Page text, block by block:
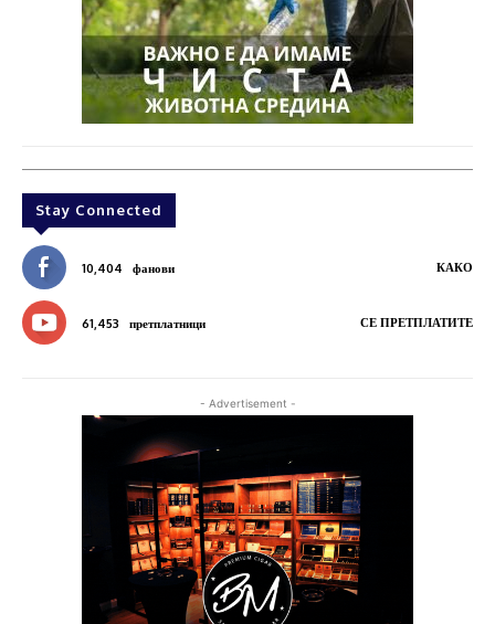
Stay Connected
10,404 фанови КАКО
61,453 претплатници СЕ ПРЕТПЛАТИТЕ
- Advertisement -